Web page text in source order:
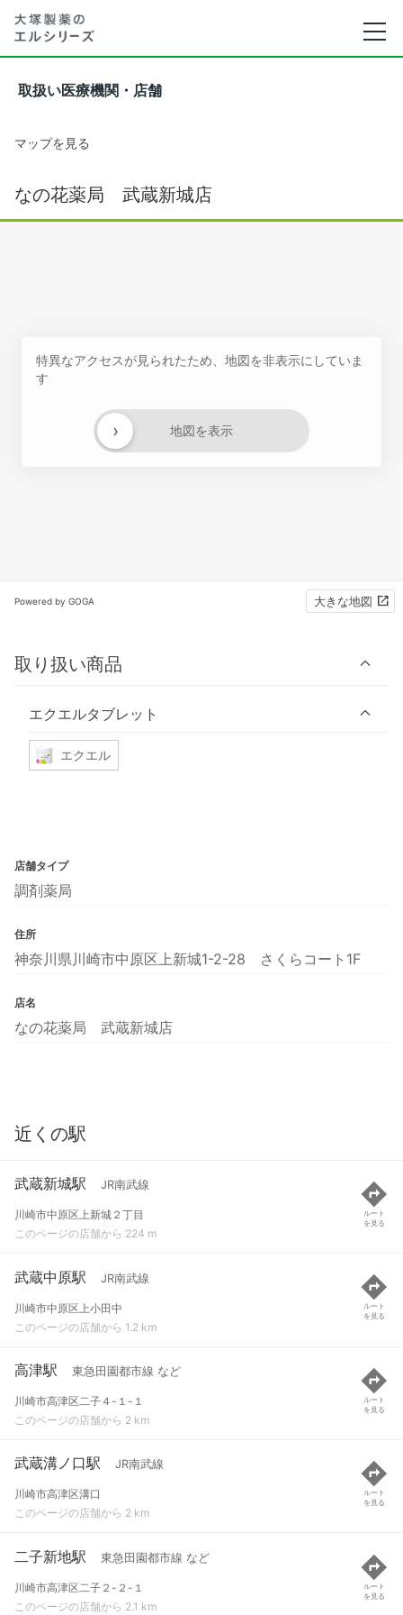
取扱い医療機関・店舗
マップを見る
なの花薬局 武蔵新城店
特異なアクセスが見られたため、地図を非表示にしていま
す
地図を表示
›
Powered by GOGA 大きな地図
取り扱い商品
エクエルタブレット
エクエル
店舗タイプ
調剤薬局
住所
神奈川県川崎市中原区上新城1-2-28 さくらコート1F
店名
なの花薬局 武蔵新城店
近くの駅
武蔵新城駅 JR南武線
川崎市中原区上新城２丁目
このページの店舗から 224 m
ルート
を見る
武蔵中原駅 JR南武線
川崎市中原区上小田中
このページの店舗から 1.2 km
ルート
を見る
高津駅 東急田園都市線 など
川崎市高津区二子４-１-１
このページの店舗から 2 km
ルート
を見る
武蔵溝ノ口駅 JR南武線
川崎市高津区溝口
このページの店舗から 2 km
ルート
を見る
二子新地駅 東急田園都市線 など
川崎市高津区二子２-２-１
このページの店舗から 2.1 km
ルート
を見る